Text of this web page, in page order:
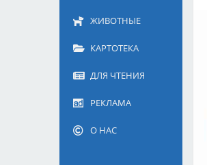
ЖИВОТНЫЕ
КАРТОТЕКА
ДЛЯ ЧТЕНИЯ
РЕКЛАМА
О НАС